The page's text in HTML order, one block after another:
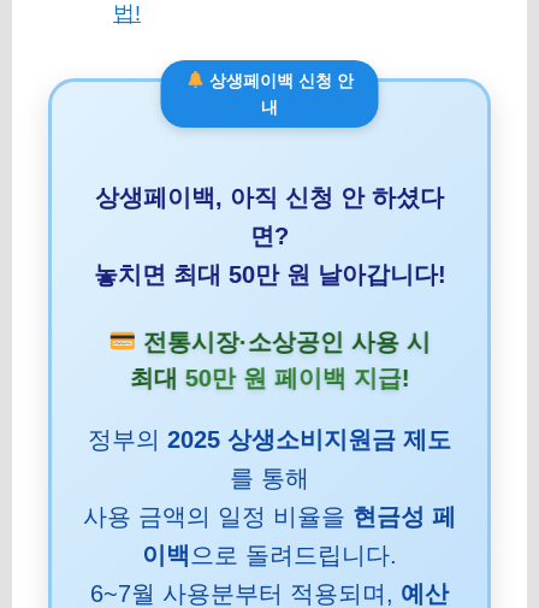
법!
상생페이백 신청 안
내
상생페이백, 아직 신청 안 하셨다
면?
놓치면 최대 50만 원 날아갑니다!
전통시장·소상공인 사용 시
최대 50만 원 페이백 지급!
정부의 2025 상생소비지원금 제도
를 통해
사용 금액의 일정 비율을 현금성 페
이백 으로 돌려드립니다.
6~7월 사용분부터 적용되며, 예산